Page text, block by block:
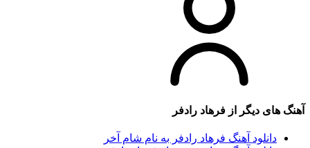
آهنگ های دیگر از فرهاد رادفر
دانلود آهنگ فرهاد رادفر به نام شام آخر